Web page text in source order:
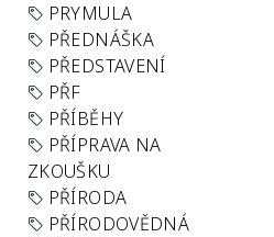
PRYMULA
PŘEDNÁŠKA
PŘEDSTAVENÍ
PŘF
PŘÍBĚHY
PŘÍPRAVA NA
ZKOUŠKU
PŘÍRODA
PŘÍRODOVĚDNÁ